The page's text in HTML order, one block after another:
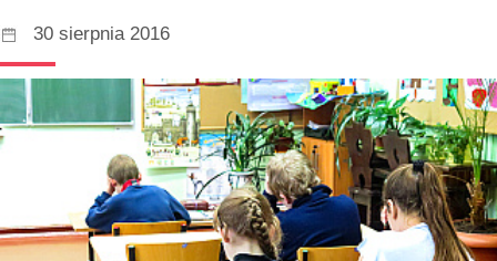
30 sierpnia 2016